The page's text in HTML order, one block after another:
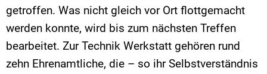
getroffen. Was nicht gleich vor Ort flottgemacht
werden konnte, wird bis zum nächsten Treffen
bearbeitet. Zur Technik Werkstatt gehören rund
zehn Ehrenamtliche, die – so ihr Selbstverständnis